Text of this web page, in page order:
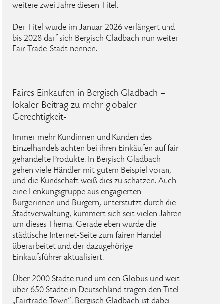
weitere zwei Jahre diesen Titel.
Der Titel wurde im Januar 2026 verlängert und
bis 2028 darf sich Bergisch Gladbach nun weiter
Fair Trade-Stadt nennen.
Faires Einkaufen in Bergisch Gladbach –
lokaler Beitrag zu mehr globaler
Gerechtigkeit-
Immer mehr Kundinnen und Kunden des
Einzelhandels achten bei ihren Einkäufen auf fair
gehandelte Produkte. In Bergisch Gladbach
gehen viele Händler mit gutem Beispiel voran,
und die Kundschaft weiß dies zu schätzen. Auch
eine Lenkungsgruppe aus engagierten
Bürgerinnen und Bürgern, unterstützt durch die
Stadtverwaltung, kümmert sich seit vielen Jahren
um dieses Thema. Gerade eben wurde die
städtische Internet-Seite zum fairen Handel
überarbeitet und der dazugehörige
Einkaufsführer aktualisiert.
Über 2000 Städte rund um den Globus und weit
über 650 Städte in Deutschland tragen den Titel
„Fairtrade-Town“. Bergisch Gladbach ist dabei